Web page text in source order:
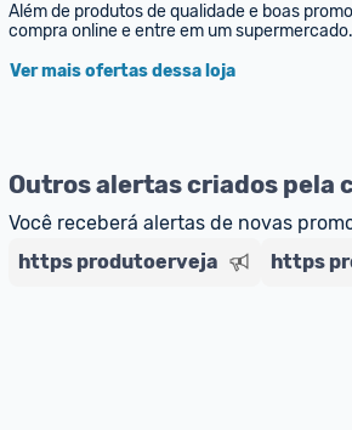
Além de produtos de qualidade e boas
compra online e entre em um supermercado.
Ver mais ofertas dessa loja
Outros alertas criados pela
Você receberá alertas de novas
https produtoerveja
https